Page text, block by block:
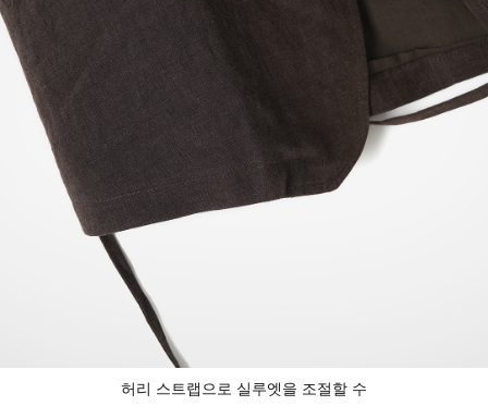
허리 스트랩으로 실루엣을 조절할 수